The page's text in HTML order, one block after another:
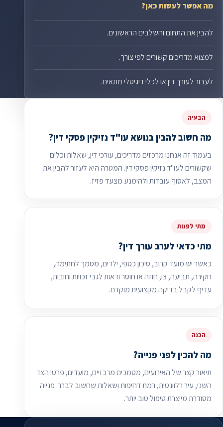
מה אפשר לעשות כאן?
להבין את התחום והשלבים הראשונים.
למצוא מדריכים קשורים לפי צורך.
לעבור לעורך דין או לכלי דיגיטלי מתאים.
הבעיה
מה חשוב להבין בנושא עו"ד נזיקין פסקי דין?
בעמוד זה אנחנו מרכזים מדריכים, עורכי דין, שאלות וכלים
שקשורים לעו"ד נזיקין פסקי דין. המטרה היא לעזור להבין את
המצב, לאסוף עובדות ולהימנע מצעד פזיז.
מתי לפנות
מתי כדאי לערב עורך דין?
כאשר יש מועד קרוב, סיכון כספי, ילדים, מסמך לחתימה,
חקירה, תביעה, צו, חוזה או חוסר ודאות לגבי זכויות וחובות,
עדיף לקבל בדיקה מקצועית מוקדם.
הכנה
מה להכין לפני פנייה?
תיאור קצר של האירועים, מסמכים מרכזיים, מועדים, פרטי הצד
השני, עיר רלוונטית, רמת דחיפות ושאלות שחשוב לברר. פנייה
מסודרת מייצרת טיפול טוב יותר.